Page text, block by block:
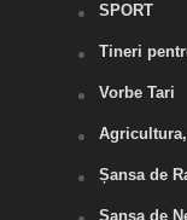
SPORT
Tineri
Vorbe Tari
Șansa de
Șansa de